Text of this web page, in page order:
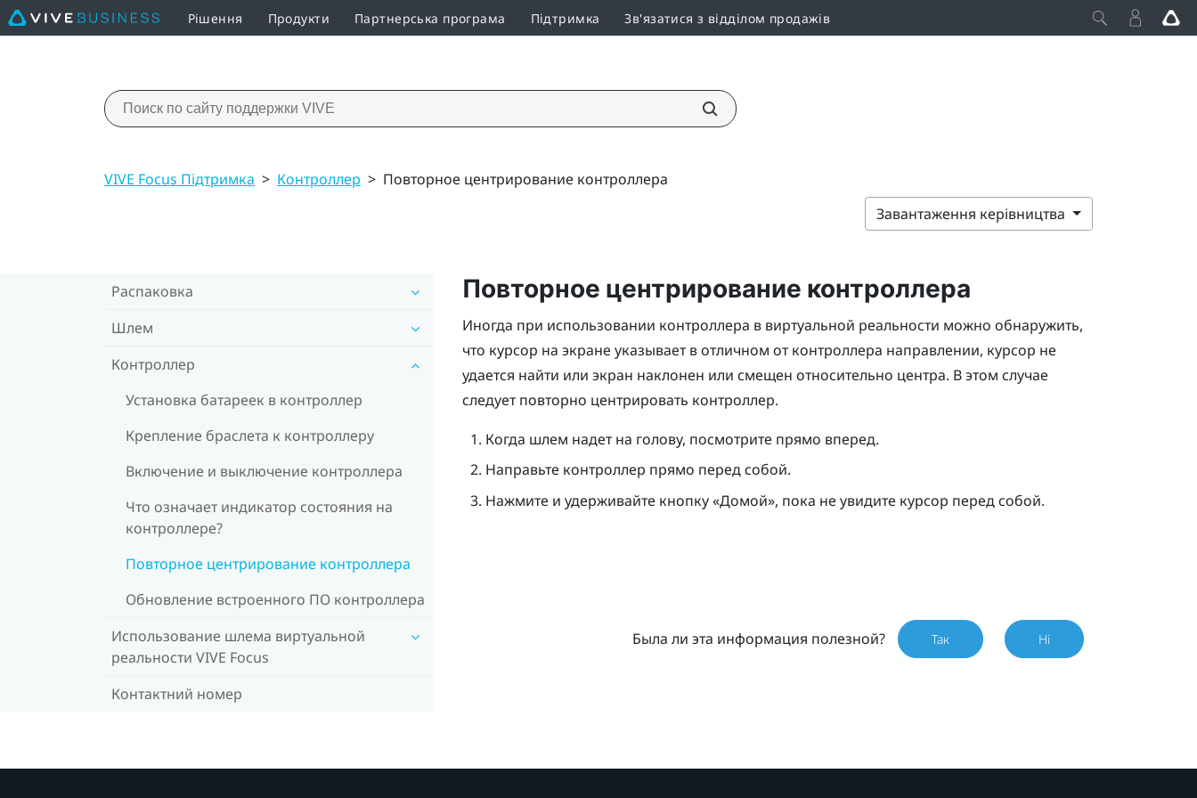
Рішення Продукти Партнерська програма Підтримка Зв'язатися з відділом продажів
VIVE Focus Підтримка > Контроллер > Повторное центрирование контроллера
Завантаження керівництва
Распаковка
Шлем
Контроллер
Установка батареек в контроллер
Крепление браслета к контроллеру
Включение и выключение контроллера
Что означает индикатор состояния на
контроллере?
Повторное центрирование контроллера
Обновление встроенного ПО контроллера
Использование шлема виртуальной
реальности VIVE Focus
Контактний номер
Повторное центрирование контроллера
Иногда при использовании контроллера в виртуальной реальности можно обнаружить,
что курсор на экране указывает в отличном от контроллера направлении, курсор не
удается найти или экран наклонен или смещен относительно центра. В этом случае
следует повторно центрировать контроллер.
Когда шлем надет на голову, посмотрите прямо вперед.
Направьте контроллер прямо перед собой.
Нажмите и удерживайте кнопку «Домой», пока не увидите курсор перед собой.
Была ли эта информация полезной? Так Ні